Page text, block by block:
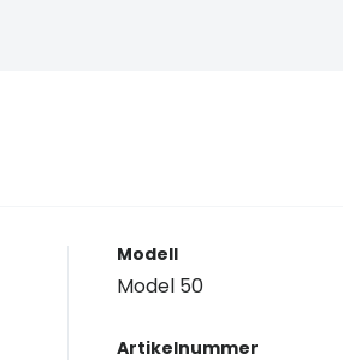
Modell
Model 50
Artikelnummer